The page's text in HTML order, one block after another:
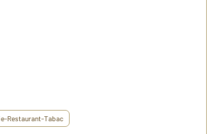
Restaurant-Tabac